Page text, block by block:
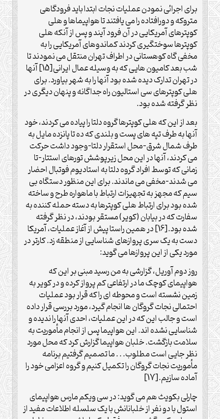
برای اجرائی نمودن عملیات نجات ابتدا باید فرودگاهی
متروکه و دورافتاده را می یافتند تا هواپیماها و هلی
کوپترهای آمریکایی در آن فرود آیند و پس از آنکه هلی
کوپترها سوختگیری کردند کماندوهای آمریکایی را به
مخفی گاه کوهستانی در اطراف تهران منتقل می نمودند تا
شب بعد کامیون هایی که به وسیله عمال ایرانی[15] آنها
در تهران تدارک دیده شده بود آنها را به شهر بیاورد. برای
هلی کوپترهای سی استالیون راه جداگانه و پنهان دیگری در
نظر گرفته شده بود.
بعد از این که هلی کوپترها گروه دلتا را پیاده می کردند، خود
آنها به طرف تپه های پست و بلندی که ده تا پانزده مایل به
طرف شمال شرق-محل استقرار دلتا-وجود داشت حرکت
می کردند، آنها در این محل زیرپوشش تورهای استتار-تا
زمانی که توسط افراد گروه دلتا به استادیوم فوتبال احضار
می شدند-مخفی می ماندند. برای این منظور دستگاه بی
سیم که مجهز به تجهیزات ارتباط با ماهواره طرح و ساخته
شده بود برای ارتباط هلی کوپترها به دسته حمله کننده به
سفارت که در بیابان (کویر) مستقر بودند، در نظر گرفته
شده بود.[16] در همین راستا پیش از آغاز عملیات، آمریکا
دست به یک سری پروازهای شناسایی از منطقه زد. کارتر در
مورد یکی از این پروازها می گوید:
روز دوم آوریل، گزارشی به من رسید مبنی بر این که
هواپیمای کوچک ما در ارتفاعی کم پرواز کرده و در کویر به
زمین نشسته است و محوطه ای را که قرار بود عملیات
احتمالی نجات گروگان ها انجام گیرد، مورد بررسی قرار داده
است و جالب این که در این عملیات، احدی آنها را ندیده و
شناسایی نشده اند. این هواپیما پس از انجام مأموریت به
سلامت بازگشت. خلبان هواپیما گزارش کرد که محل مورد
نظر جایی است مطلوب. . . ما تصمیم گرفتیم برنامه
مأموریت نجات گروگان را تکمیل کنیم و گروه اعزامی خود را
آماده سازیم.[17]
چارلی بکویث هم می گوید: در سی ویکم مارس هواپیمای
استول با دو نفر از خلبانانش با یک سلسله اطلاعات مفید از